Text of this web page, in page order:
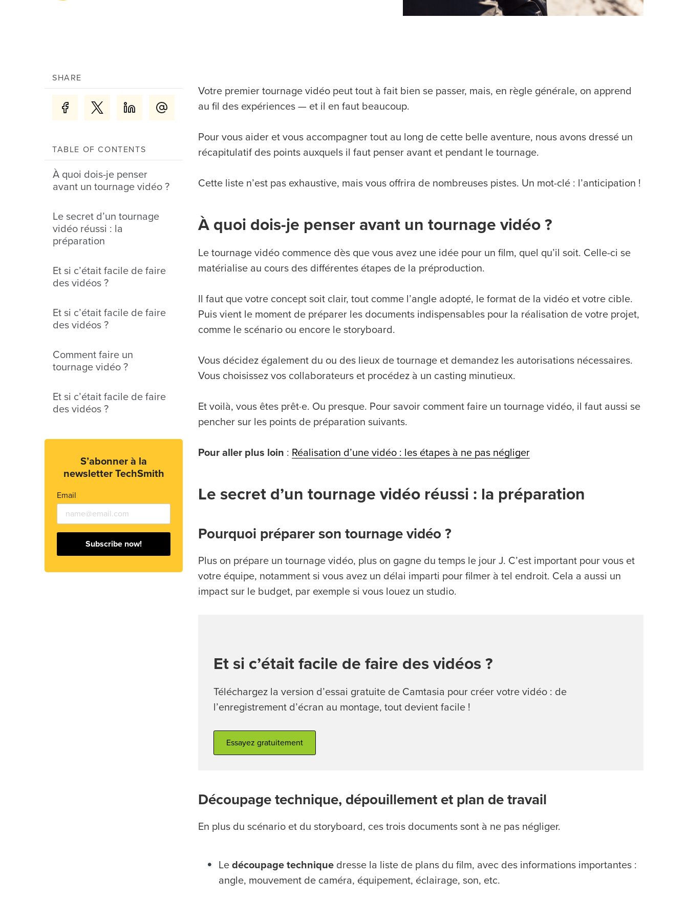
SHARE
TABLE OF CONTENTS
À quoi dois-je penser
avant un tournage vidéo ?
Le secret d’un tournage
vidéo réussi : la
préparation
Et si c’était facile de faire
des vidéos ?
Et si c’était facile de faire
des vidéos ?
Comment faire un
tournage vidéo ?
Et si c’était facile de faire
des vidéos ?
S’abonner à la
newsletter TechSmith
Email
Subscribe now!
Votre premier tournage vidéo peut tout à fait bien se passer, mais, en règle générale, on apprend
au fil des expériences — et il en faut beaucoup.
Pour vous aider et vous accompagner tout au long de cette belle aventure, nous avons dressé un
récapitulatif des points auxquels il faut penser avant et pendant le tournage.
Cette liste n’est pas exhaustive, mais vous offrira de nombreuses pistes. Un mot-clé : l’anticipation !
À quoi dois-je penser avant un tournage vidéo ?
Le tournage vidéo commence dès que vous avez une idée pour un film, quel qu’il soit. Celle-ci se
matérialise au cours des différentes étapes de la préproduction.
Il faut que votre concept soit clair, tout comme l’angle adopté, le format de la vidéo et votre cible.
Puis vient le moment de préparer les documents indispensables pour la réalisation de votre projet,
comme le scénario ou encore le storyboard.
Vous décidez également du ou des lieux de tournage et demandez les autorisations nécessaires.
Vous choisissez vos collaborateurs et procédez à un casting minutieux.
Et voilà, vous êtes prêt·e. Ou presque. Pour savoir comment faire un tournage vidéo, il faut aussi se
pencher sur les points de préparation suivants.
Pour aller plus loin : Réalisation d’une vidéo : les étapes à ne pas négliger
Le secret d’un tournage vidéo réussi : la préparation
Pourquoi préparer son tournage vidéo ?
Plus on prépare un tournage vidéo, plus on gagne du temps le jour J. C’est important pour vous et
votre équipe, notamment si vous avez un délai imparti pour filmer à tel endroit. Cela a aussi un
impact sur le budget, par exemple si vous louez un studio.
Et si c’était facile de faire des vidéos ?
Téléchargez la version d’essai gratuite de Camtasia pour créer votre vidéo : de
l’enregistrement d’écran au montage, tout devient facile !
Essayez gratuitement
Découpage technique, dépouillement et plan de travail
En plus du scénario et du storyboard, ces trois documents sont à ne pas négliger.
Le découpage technique dresse la liste de plans du film, avec des informations importantes :
angle, mouvement de caméra, équipement, éclairage, son, etc.